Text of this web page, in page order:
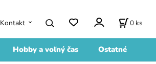
Hobby a voľný čas Ostatné
Kontakt 0 ks